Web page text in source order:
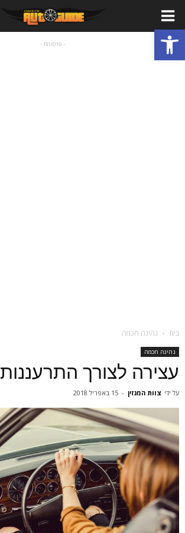
פתח סרגל נגישות - פרסומת -
בית נהיגה חכמה
נהיגה חכמה
עצירה לצורך התרעננות
על ידי צוות המגזין - 15 באפריל 2018